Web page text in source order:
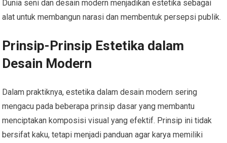
Dunia seni dan desain modern menjadikan estetika sebagai
alat untuk membangun narasi dan membentuk persepsi publik.
Prinsip-Prinsip Estetika dalam
Desain Modern
Dalam praktiknya, estetika dalam desain modern sering
mengacu pada beberapa prinsip dasar yang membantu
menciptakan komposisi visual yang efektif. Prinsip ini tidak
bersifat kaku, tetapi menjadi panduan agar karya memiliki